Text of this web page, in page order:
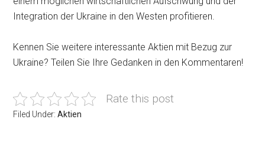
Integration der Ukraine in den Westen profitieren.
Kennen Sie weitere interessante Aktien mit Bezug zur
Ukraine? Teilen Sie Ihre Gedanken in den Kommentaren!
Rate this post
Filed Under:Aktien